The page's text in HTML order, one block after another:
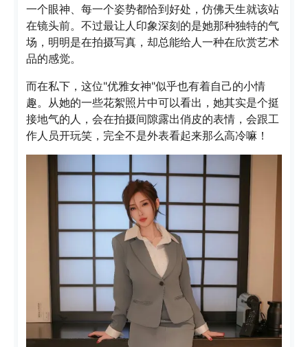
一个眼神、每一个姿势都恰到好处，仿佛天生就该站
在镜头前。不过最让人印象深刻的是她那种独特的气
场，明明是在拍摄写真，却总能给人一种在欣赏艺术
品的感觉。
而在私下，这位"优雅女神"似乎也有着自己的小情
趣。从她的一些花絮照片中可以看出，她其实是个挺
接地气的人，会在拍摄间隙露出俏皮的表情，会跟工
作人员开玩笑，完全不是外表看起来那么高冷嘛！